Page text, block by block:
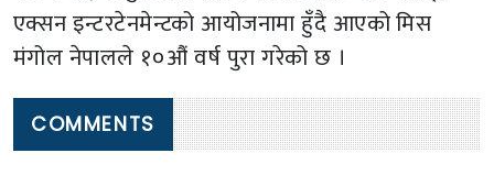
एक्सन इन्टरटेनमेन्टको आयोजनामा हुँदै आएको मिस
मंगोल नेपालले १०औं वर्ष पुरा गरेको छ ।
COMMENTS